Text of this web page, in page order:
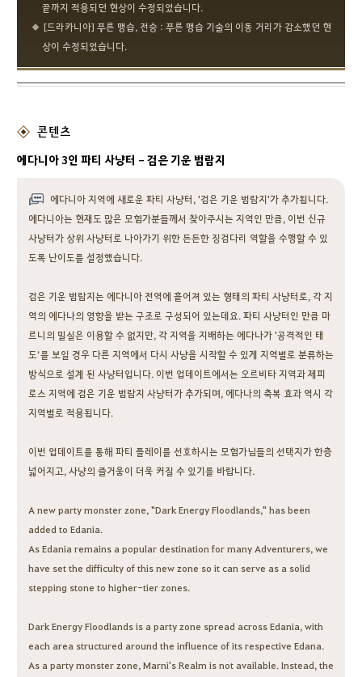
끝까지 적용되던 현상이 수정되었습니다.
[드라카니아] 푸른 맹습, 전승 : 푸른 맹습 기술의 이동 거리가 감소했던 현
상이 수정되었습니다.
콘텐츠
에다니아 3인 파티 사냥터 - 검은 기운 범람지
에다니아 지역에 새로운 파티 사냥터, '검은 기운 범람지'가 추가됩니다.
에다니아는 현재도 많은 모험가분들께서 찾아주시는 지역인 만큼, 이번 신규
사냥터가 상위 사냥터로 나아가기 위한 든든한 징검다리 역할을 수행할 수 있
도록 난이도를 설정했습니다.
검은 기운 범람지는 에다니아 전역에 흩어져 있는 형태의 파티 사냥터로, 각 지
역의 에다나의 영향을 받는 구조로 구성되어 있는데요. 파티 사냥터인 만큼 마
르니의 밀실은 이용할 수 없지만, 각 지역을 지배하는 에다나가 '공격적인 태
도’를 보일 경우 다른 지역에서 다시 사냥을 시작할 수 있게 지역별로 분류하는
방식으로 설계 된 사냥터입니다. 이번 업데이트에서는 오르비타 지역과 제피
로스 지역에 검은 기운 범람지 사냥터가 추가되며, 에다나의 축복 효과 역시 각
지역별로 적용됩니다.
이번 업데이트를 통해 파티 플레이를 선호하시는 모험가님들의 선택지가 한층
넓어지고, 사냥의 즐거움이 더욱 커질 수 있기를 바랍니다.
A new party monster zone, "Dark Energy Floodlands," has been
added to Edania.
As Edania remains a popular destination for many Adventurers, we
have set the difficulty of this new zone so it can serve as a solid
stepping stone to higher-tier zones.
Dark Energy Floodlands is a party zone spread across Edania, with
each area structured around the influence of its respective Edana.
As a party monster zone, Marni's Realm is not available. Instead, the